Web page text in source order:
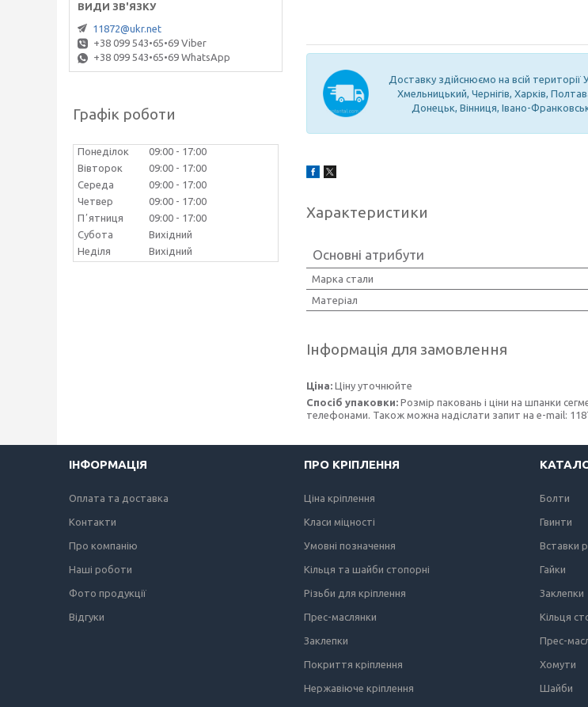
Доставку здійснюємо на всій
Хмельницький, Чернігів, Харків,
Донецьк, Вінниця, Івано-
Характеристики
Основні атрибути
Марка стали
Матеріал
Інформація для замовлення
Ціна: Ціну уточнюйте
Спосіб упаковки: Розмір паковань і ціни на шпанки
телефонами. Також можна надіслати запит на e-mail:
11872@ukr.net
+38 099 543•65•69 Viber
+38 099 543•65•69 WhatsApp
Графік роботи
Понеділок 09:00
17:00
Вівторок
09:00
17:00
Середа
09:00
17:00
Четвер
09:00
17:00
Пʼятниця
09:00
17:00
Субота
Вихідний
Неділя
Вихідний
ІНФОРМАЦІЯ
Оплата та доставка
Контакти
Про компанію
Наші роботи
Фото продукції
Відгуки
ПРО КРІПЛЕННЯ
Ціна кріплення
Класи міцності
Умовні позначення
Кільця та шайби стопорні
Різьби для кріплення
Прес-маслянки
Заклепки
Покриття кріплення
Нержавіюче кріплення
Болти
Гвинти
Вставки
Гайки
Заклепки
Кільця
Прес-
Хомути
Шайби